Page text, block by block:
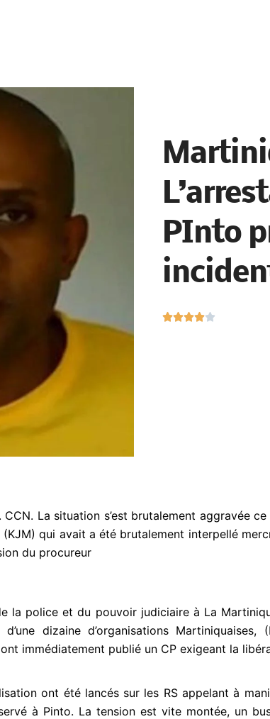
PInto

La situation s’est brutalement aggravée
qui avait a été brutalement interpellé
du procureur
la police et du pouvoir judiciaire à La
dizaine d’organisations Martiniquaises,
immédiatement publié un CP exigeant la
ont été lancés sur les RS appelant à
à Pinto. La tension est vite montée, un